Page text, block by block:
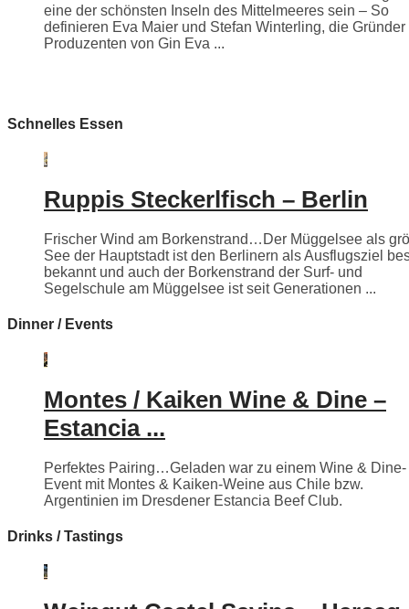
eine der schönsten Inseln des Mittelmeeres sein – So
definieren Eva Maier und Stefan Winterling, die Gründer
Produzenten von Gin Eva ...
Schnelles Essen
Ruppis Steckerlfisch – Berlin
Frischer Wind am Borkenstrand…Der Müggelsee als
See der Hauptstadt ist den Berlinern als Ausflugsziel
bekannt und auch der Borkenstrand der Surf- und
Segelschule am Müggelsee ist seit Generationen ...
Dinner / Events
Montes / Kaiken Wine & Dine –
Estancia ...
Perfektes Pairing…Geladen war zu einem Wine & Dine-
Event mit Montes & Kaiken-Weine aus Chile bzw.
Argentinien im Dresdener Estancia Beef Club.
Drinks / Tastings